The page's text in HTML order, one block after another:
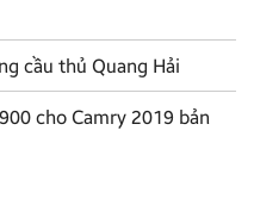
cầu thủ Quang Hải
cho Camry 2019 bản